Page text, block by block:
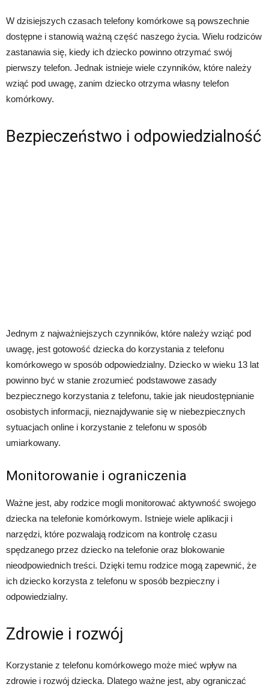
W dzisiejszych czasach telefony komórkowe są powszechnie
dostępne i stanowią ważną część naszego życia. Wielu rodziców
zastanawia się, kiedy ich dziecko powinno otrzymać swój
pierwszy telefon. Jednak istnieje wiele czynników, które należy
wziąć pod uwagę, zanim dziecko otrzyma własny telefon
komórkowy.
Bezpieczeństwo i odpowiedzialność
Jednym z najważniejszych czynników, które należy wziąć pod
uwagę, jest gotowość dziecka do korzystania z telefonu
komórkowego w sposób odpowiedzialny. Dziecko w wieku 13 lat
powinno być w stanie zrozumieć podstawowe zasady
bezpiecznego korzystania z telefonu, takie jak nieudostępnianie
osobistych informacji, nieznajdywanie się w niebezpiecznych
sytuacjach online i korzystanie z telefonu w sposób
umiarkowany.
Monitorowanie i ograniczenia
Ważne jest, aby rodzice mogli monitorować aktywność swojego
dziecka na telefonie komórkowym. Istnieje wiele aplikacji i
narzędzi, które pozwalają rodzicom na kontrolę czasu
spędzanego przez dziecko na telefonie oraz blokowanie
nieodpowiednich treści. Dzięki temu rodzice mogą zapewnić, że
ich dziecko korzysta z telefonu w sposób bezpieczny i
odpowiedzialny.
Zdrowie i rozwój
Korzystanie z telefonu komórkowego może mieć wpływ na
zdrowie i rozwój dziecka. Dlatego ważne jest, aby ograniczać